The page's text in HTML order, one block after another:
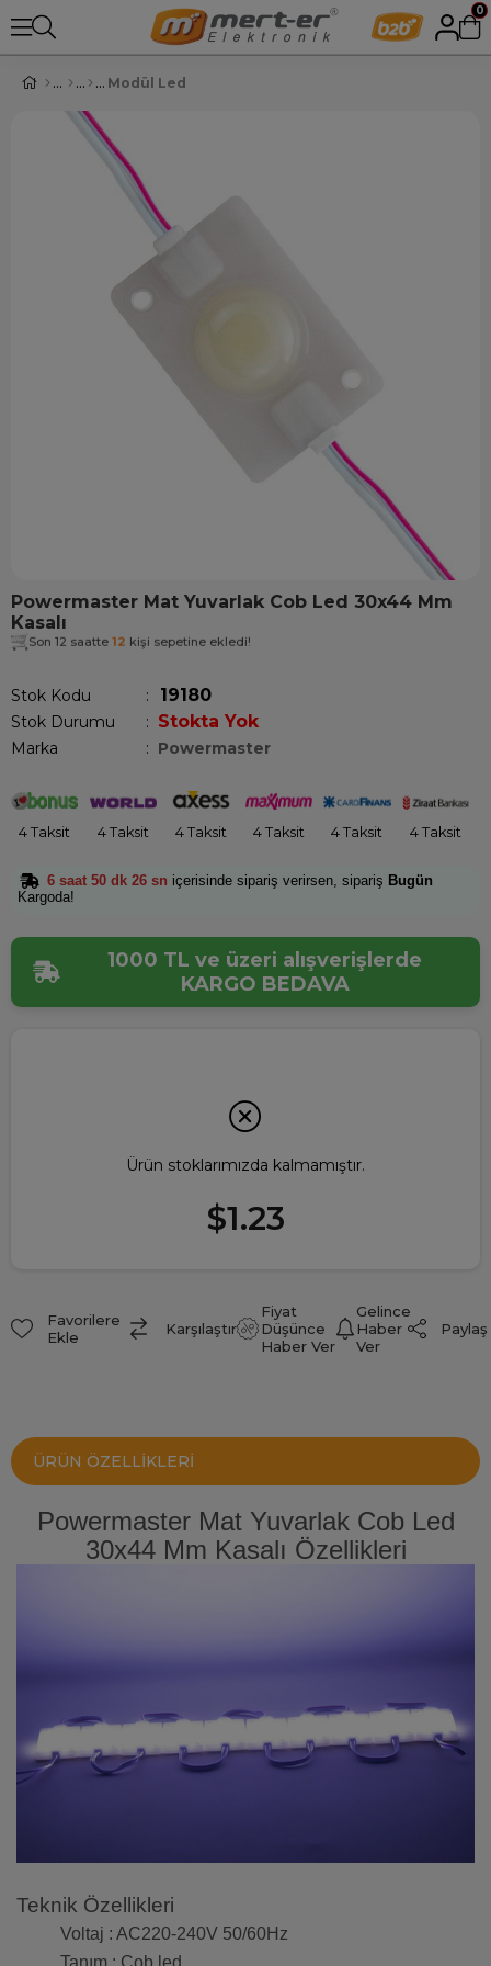
0
Modül Led
Powermaster Mat Yuvarlak Cob Led 30x44 Mm
Kasalı
Son 12 saatte 12 kişi sepetine ekledi!
Stok Kodu 19180
Stok Durumu : Stokta Yok
Marka : Powermaster
4 Taksit 4 Taksit 4 Taksit 4 Taksit 4 Taksit 4 Taksit
6 saat 50 dk 26 sn içerisinde sipariş verirsen, sipariş Bugün
Kargoda!
1000 TL ve üzeri alışverişlerde
KARGO BEDAVA
Ürün stoklarımızda kalmamıştır.
$1.23
Favorilere
Ekle
Karşılaştır
Fiyat
Düşünce
Haber Ver
Gelince
Haber
Ver
Paylaş
ÜRÜN ÖZELLIKLERI
Powermaster Mat Yuvarlak Cob Led
30x44 Mm Kasalı Özellikleri
Teknik Özellikleri
Voltaj : AC220-240V 50/60Hz
Tanım : Cob led